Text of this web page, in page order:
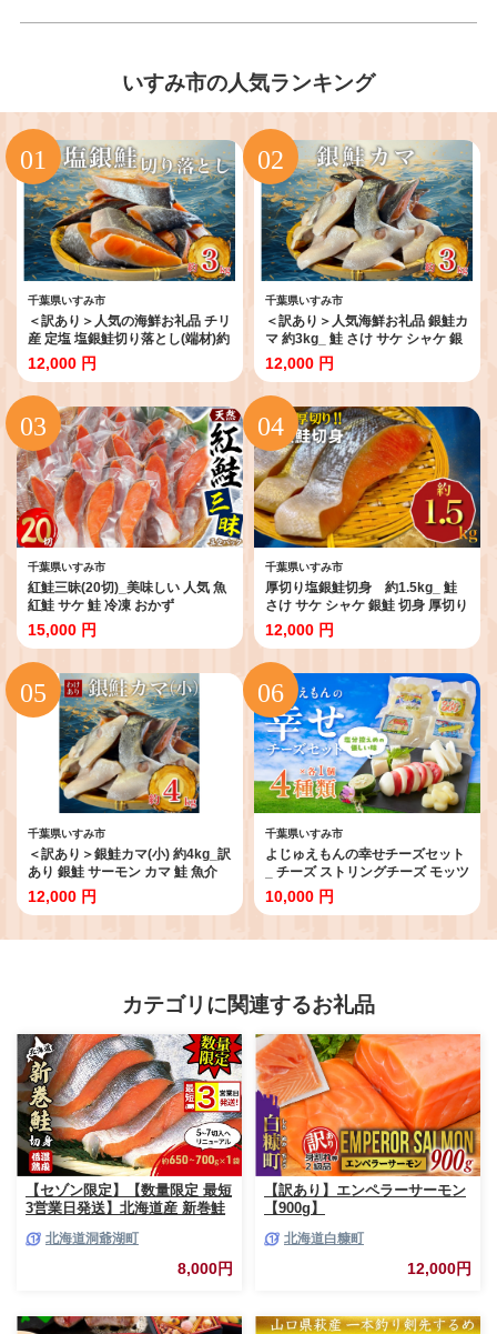
いすみ市の人気ランキング
千葉県いすみ市
＜訳あり＞人気の海鮮お礼品 チリ
産 定塩 塩銀鮭切り落とし(端材)約
3kg_ 鮭 さけ サケ シャケ 銀鮭 切
り落とし 端材 訳あり 規格外 不揃
い 切身 魚 お弁当 おかず 冷凍 人
気 海鮮 サーモン おすすめ チリ産
魚介類 【1389616】
12,000 円
千葉県いすみ市
＜訳あり＞人気海鮮お礼品 銀鮭カ
マ 約3kg_ 鮭 さけ サケ シャケ 銀
鮭 カマ 養殖 訳あり 規格外 不揃い
切身 魚 お弁当 おかず 冷凍 人気
海鮮 サーモン おすすめ チリ産 魚
介類 家庭用 3kg おつまみ
【1389618】
12,000 円
千葉県いすみ市
紅鮭三昧(20切)_美味しい 人気 魚
紅鮭 サケ 鮭 冷凍 おかず
【1362438】
15,000 円
千葉県いすみ市
厚切り塩銀鮭切身 約1.5kg_ 鮭
さけ サケ シャケ 銀鮭 切身 厚切り
訳あり 規格外 不揃い 魚 お弁当 お
かず 冷凍 人気 海鮮 サーモン おす
すめ チリ産 魚介類 家庭用 おつま
み 1.5kg 養殖 便利 簡易包装 色飛
び 打ち身 【1389627】
12,000 円
千葉県いすみ市
＜訳あり＞銀鮭カマ(小) 約4kg_訳
あり 銀鮭 サーモン カマ 鮭 魚介
魚 海鮮 美味しい おすすめ 送料無
料 【1588573】
12,000 円
千葉県いすみ市
よじゅえもんの幸せチーズセット
_ チーズ ストリングチーズ モッツ
アレラチーズ チーズセット 詰め
合わせ 人気 美味しい
10,000 円
カテゴリに関連するお礼品
【セゾン限定】【数量限定 最短
3営業日発送】北海道産 新巻鮭
700g/5～7切入) 最短配送 北海
道 秋鮭 小分け 鮭 さけ しゃけ
シャケ 中塩 海鮮 冷凍 お弁当
モン サケ
北海道洞爺湖町
8,000円
【訳あり】エンペラーサーモン
【900g】
北海道白糠町
12,000円